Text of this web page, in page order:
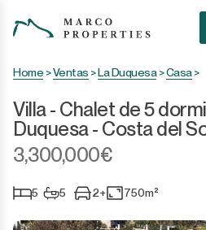
Home >Ventas >La Duquesa>Casa>
Villa - Chalet de 5
Duquesa - Costa del
3,300,000€
5 5 2+ 750m²